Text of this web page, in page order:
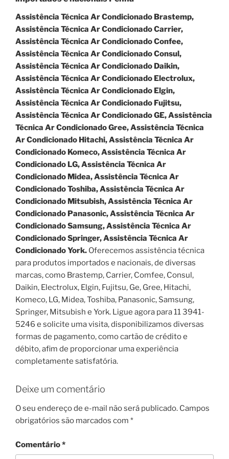
Assistência Técnica Ar Condicionado Brastemp,
Assistência Técnica Ar Condicionado Carrier,
Assistência Técnica Ar Condicionado Confee,
Assistência Técnica Ar Condicionado Consul,
Assistência Técnica Ar Condicionado Daikin,
Assistência Técnica Ar Condicionado Electrolux,
Assistência Técnica Ar Condicionado Elgin,
Assistência Técnica Ar Condicionado Fujitsu,
Assistência Técnica Ar Condicionado GE, Assistência
Técnica Ar Condicionado Gree, Assistência Técnica
Ar Condicionado Hitachi, Assistência Técnica Ar
Condicionado Komeco, Assistência Técnica Ar
Condicionado LG, Assistência Técnica Ar
Condicionado Midea, Assistência Técnica Ar
Condicionado Toshiba, Assistência Técnica Ar
Condicionado Mitsubish, Assistência Técnica Ar
Condicionado Panasonic, Assistência Técnica Ar
Condicionado Samsung, Assistência Técnica Ar
Condicionado Springer, Assistência Técnica Ar
Condicionado York. Oferecemos assistência técnica
para produtos importados e nacionais, de diversas
marcas, como Brastemp, Carrier, Comfee, Consul,
Daikin, Electrolux, Elgin, Fujitsu, Ge, Gree, Hitachi,
Komeco, LG, Midea, Toshiba, Panasonic, Samsung,
Springer, Mitsubish e York. Ligue agora para 11 3941-
5246 e solicite uma visita, disponibilizamos diversas
formas de pagamento, como cartão de crédito e
débito, afim de proporcionar uma experiência
completamente satisfatória.
Deixe um comentário
O seu endereço de e-mail não será publicado. Campos
obrigatórios são marcados com *
Comentário*